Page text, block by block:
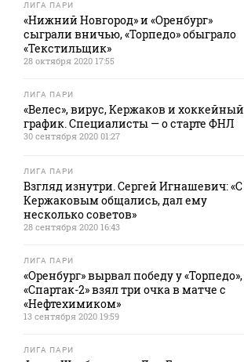
ЛИГА ПАРИ
«Нижний Новгород» и «Оренбург»
сыграли вничью, «Торпедо» обыграло
«Текстильщик»
28 октября 2020 17:55
ЛИГА ПАРИ
«Велес», вирус, Кержаков и хоккейный
график. Специалисты — о старте ФНЛ
30 сентября 2020 01:27
ЛИГА ПАРИ
Взгляд изнутри. Сергей Игнашевич: «С
Кержаковым общались, дал ему
несколько советов»
28 сентября 2020 16:43
ЛИГА ПАРИ
«Оренбург» вырвал победу у «Торпедо»,
«Спартак-2» взял три очка в матче с
«Нефтехимиком»
13 сентября 2020 19:59
ЛИГА ПАРИ